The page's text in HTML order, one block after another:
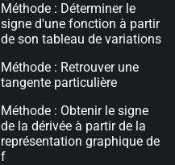
Méthode : Déterminer le
signe d'une fonction à partir
de son tableau de variations
Méthode : Retrouver une
tangente particulière
Méthode : Obtenir le signe
de la dérivée à partir de la
représentation graphique de
f